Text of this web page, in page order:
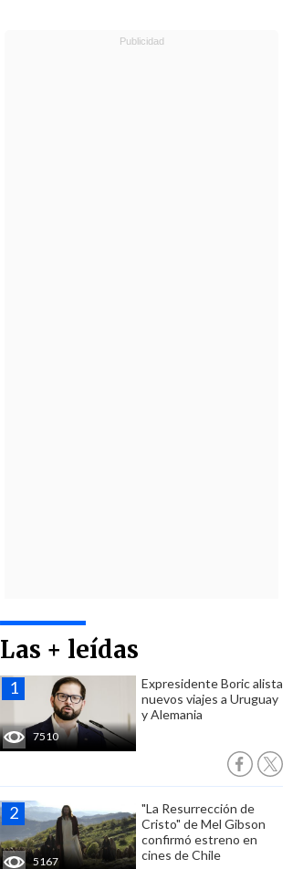
Las + leídas
7510
Expresidente Boric alista
nuevos viajes a Uruguay
y Alemania
5167
"La Resurrección de
Cristo" de Mel Gibson
confirmó estreno en
cines de Chile